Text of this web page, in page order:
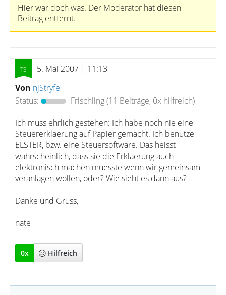
Hier war doch was. Der Moderator hat diesen
Beitrag entfernt.
5. Mai 2007 | 11:13
Von njStryfe
Status:
Frischling(11 Beiträge, 0x hilfreich)
Ich muss ehrlich gestehen: Ich habe noch nie eine
Steuererklaerung auf Papier gemacht. Ich benutze
ELSTER, bzw. eine Steuersoftware. Das heisst
wahrscheinlich, dass sie die Erklaerung auch
elektronisch machen muesste wenn wir gemeinsam
veranlagen wollen, oder? Wie sieht es dann aus?
Danke und Gruss,
nate
0x Hilfreich